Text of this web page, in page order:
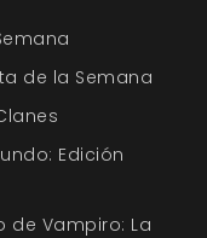
de la Semana
Edición
de Vampiro: La